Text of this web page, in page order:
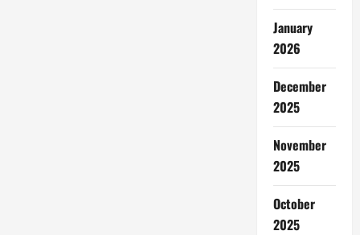
January
2026
December
2025
November
2025
October
2025